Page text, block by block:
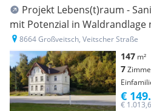
Projekt Lebens(t)raum -
mit Potenzial in Waldrandlage
8664 Großveitsch, Veitscher Straße
147 m²
7
€
€